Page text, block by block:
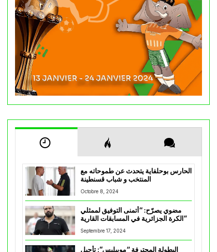
الحارس بوحلفاية يتحدث عن طموحاته مع
المنتخب و شباب قسنطينة
Octobre 8, 2024
مضوي يصرّح: “أتمنى التوفيق لممثلي
الكرة الجزائرية في المسابقات القارية”
Septembre 17, 2024
البطولة المحترفة “موبيليس”: تأجيل